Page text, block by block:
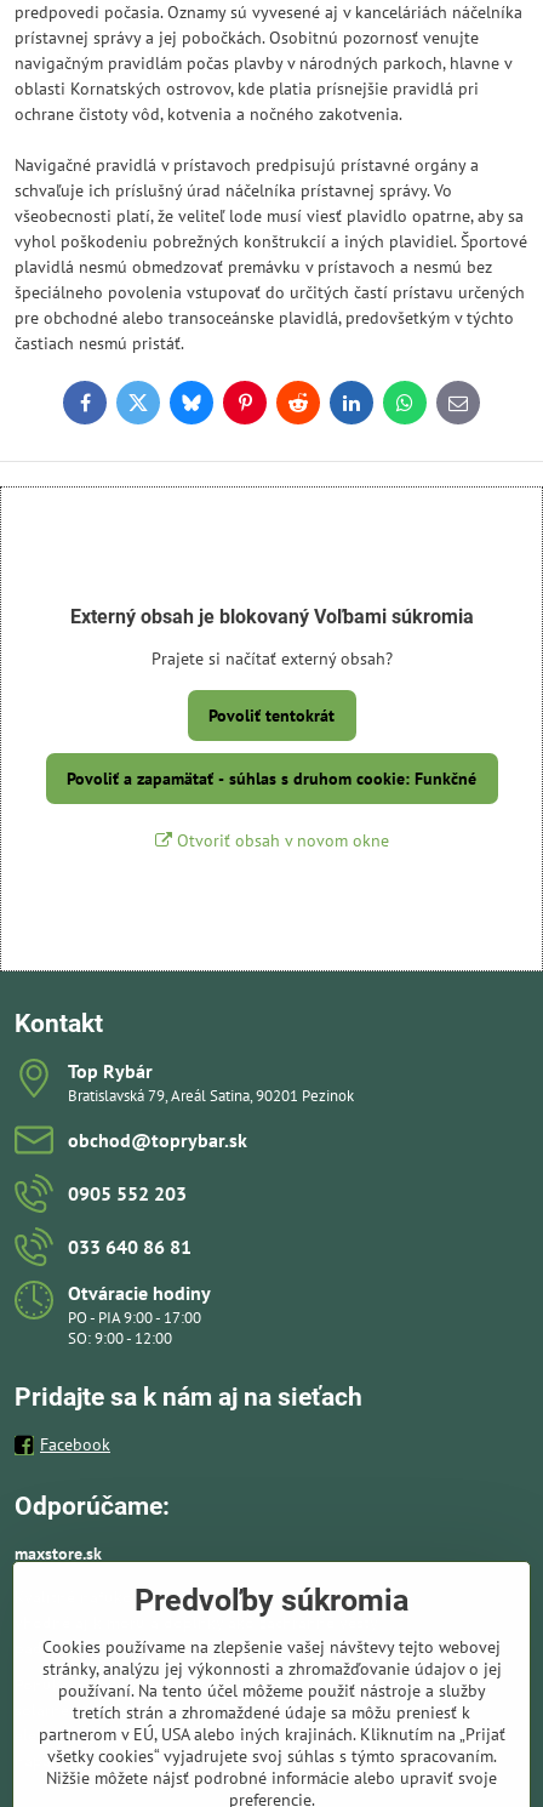
predpovedi počasia. Oznamy sú vyvesené aj v kanceláriách náčelníka
prístavnej správy a jej pobočkách. Osobitnú pozornosť venujte
navigačným pravidlám počas plavby v národných parkoch, hlavne v
oblasti Kornatských ostrovov, kde platia prísnejšie pravidlá pri
ochrane čistoty vôd, kotvenia a nočného zakotvenia.
Navigačné pravidlá v prístavoch predpisujú prístavné orgány a
schvaľuje ich príslušný úrad náčelníka prístavnej správy. Vo
všeobecnosti platí, že veliteľ lode musí viesť plavidlo opatrne, aby sa
vyhol poškodeniu pobrežných konštrukcií a iných plavidiel. Športové
plavidlá nesmú obmedzovať premávku v prístavoch a nesmú bez
špeciálneho povolenia vstupovať do určitých častí prístavu určených
pre obchodné alebo transoceánske plavidlá, predovšetkým v týchto
častiach nesmú pristáť.
FacebookTwitterBlueskyPinterestReddit LinkedInWhatsApp
E-
mail
Externý obsah je blokovaný Voľbami súkromia
Prajete si načítať externý obsah?
Povoliť tentokrát
Povoliť a zapamätať - súhlas s druhom cookie: Funkčné
Otvoriť obsah v novom okne
Kontakt
Top Rybár
Bratislavská 79, Areál Satina, 90201 Pezinok
obchod​@toprybar​.sk
0905 552 203
033 640 86 81
Otváracie hodiny
PO - PIA 9:00 - 17:00
SO: 9:00 - 12:00
Pridajte sa k nám aj na sieťach
Facebook
Odporúčame:
maxstore.sk
Kvalitné nafukovacie člny a lodné elektromotory
vhodné aj k moru a doplnky ako záchranné vesty,
pádla, kotvy a vybavenie pre vodnú turistiku.
Ponúkame solárne panely a nabíjače. Kompletné
solárne systémy ideálne pre lode, karavany,
elektromotory, kemping a všade tam kde chýba bežné sieťové
napájanie.
Predvoľby súkromia
Cookies používame na zlepšenie vašej návštevy tejto webovej
stránky, analýzu jej výkonnosti a zhromažďovanie údajov o jej
používaní. Na tento účel môžeme použiť nástroje a služby
tretích strán a zhromaždené údaje sa môžu preniesť k
partnerom v EÚ, USA alebo iných krajinách. Kliknutím na „Prijať
všetky cookies“ vyjadrujete svoj súhlas s týmto spracovaním.
Nižšie môžete nájsť podrobné informácie alebo upraviť svoje
preferencie.